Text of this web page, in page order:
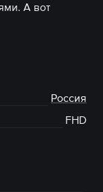
А вот
Россия
FHD